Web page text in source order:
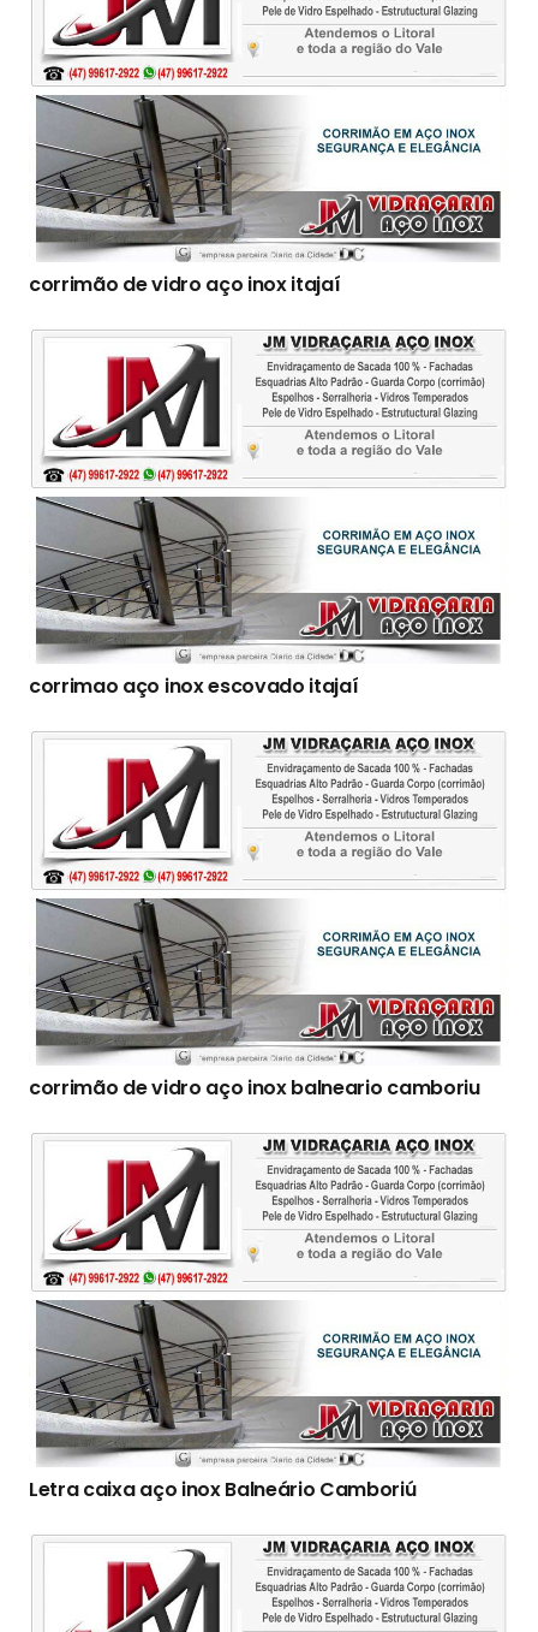
corrimão de vidro aço inox itajaí
corrimao aço inox escovado itajaí
corrimão de vidro aço inox balneario camboriu
Letra caixa aço inox Balneário Camboriú